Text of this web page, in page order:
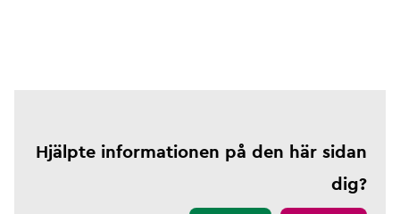
Hjälpte informationen på den här sidan
dig?